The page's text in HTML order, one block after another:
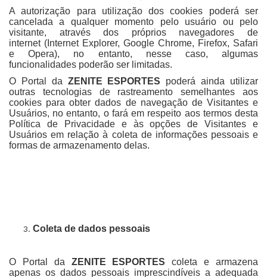
A autorização para utilização dos cookies poderá ser
cancelada a qualquer momento pelo usuário ou pelo
visitante, através dos próprios navegadores de
internet (Internet Explorer, Google Chrome, Firefox, Safari
e Opera), no entanto, nesse caso, algumas
funcionalidades poderão ser limitadas.
O Portal da ZENITE ESPORTES poderá ainda utilizar
outras tecnologias de rastreamento semelhantes aos
cookies para obter dados de navegação de Visitantes e
Usuários, no entanto, o fará em respeito aos termos desta
Política de Privacidade e às opções de Visitantes e
Usuários em relação à coleta de informações pessoais e
formas de armazenamento delas.
Coleta de dados pessoais
O Portal da ZENITE ESPORTES coleta e armazena
apenas os dados pessoais imprescindíveis a adequada